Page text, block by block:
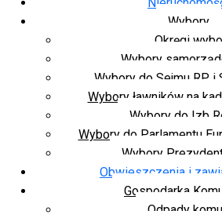
Wybory
Okręgi
Wybory
Wybory do Sejmu RP i
Wybory ławników na
Wybory do Izb
Wybory do Parlamentu
Wybory
Obwieszczenia i
Gospodarka
Odpady